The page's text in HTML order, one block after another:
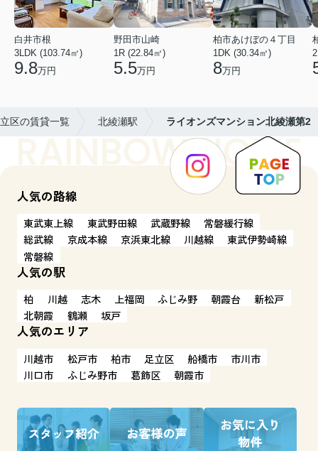
白井市根
3LDK (103.74㎡)
9.8万円
野田市山崎
1R (22.84㎡)
5.5万円
柏市あけぼの４丁目
1DK (30.34㎡)
8万円
区の賃貸一覧 北綾瀬駅 ライオンズマンション北綾瀬第2
人気の路線
東武東上線 東武野田線 武蔵野線
常磐緩行線
総武線
京成本線 京浜東北線 川越線
東武伊勢崎線
常磐線
人気の駅
柏 川越 志木 上福岡 ふじみ野 朝霞台
新松戸
北朝霞
鶴瀬 坂戸
人気のエリア
川越市 松戸市 柏市 足立区 船橋市
市川市
川口市
ふじみ野市 葛飾区 朝霞市